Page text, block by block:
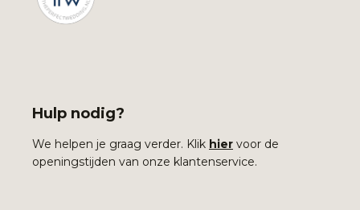
Hulp nodig?
We helpen je graag verder. Klik hier voor de
openingstijden van onze klantenservice.